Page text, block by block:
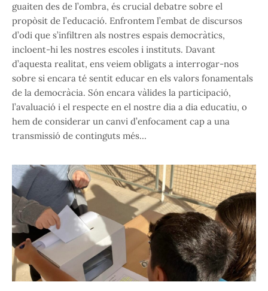
guaiten des de l’ombra, és crucial debatre sobre el
propòsit de l’educació. Enfrontem l’embat de discursos
d’odi que s’infiltren als nostres espais democràtics,
incloent-hi les nostres escoles i instituts. Davant
d’aquesta realitat, ens veiem obligats a interrogar-nos
sobre si encara té sentit educar en els valors fonamentals
de la democràcia. Són encara vàlides la participació,
l’avaluació i el respecte en el nostre dia a dia educatiu, o
hem de considerar un canvi d’enfocament cap a una
transmissió de continguts més…